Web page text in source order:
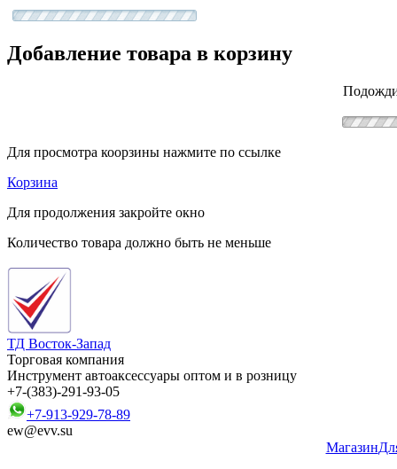
Добавление товара в корзину
Для просмотра коорзины нажмите по ссылке
Корзина
Для продолжения закройте окно
Количество товара должно быть не меньше
ТД Восток-Запад
Торговая компания
Инструмент автоаксессуары оптом и в розницу
+7-(383)-291-93-05
+7-913-929-78-89
ew@evv.su
Магазин